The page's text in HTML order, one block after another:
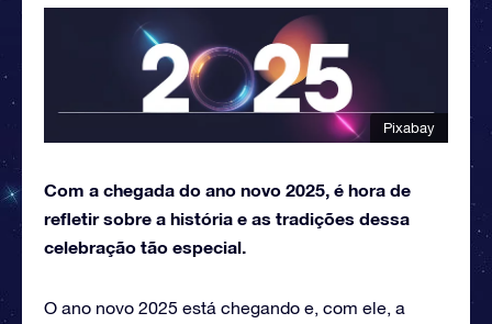
Pixabay
Com a chegada do ano novo 2025, é hora de
refletir sobre a história e as tradições dessa
celebração tão especial.
O ano novo 2025 está chegando e, com ele, a